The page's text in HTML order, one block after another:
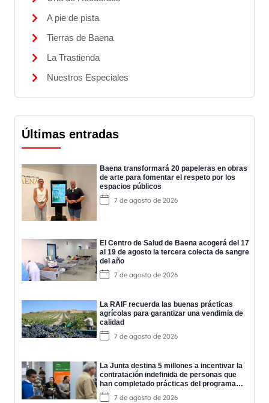
A pie de pista
Tierras de Baena
La Trastienda
Nuestros Especiales
Últimas entradas
Baena transformará 20 papeleras en obras
de arte para fomentar el respeto por los
espacios públicos
7 de agosto de 2026
El Centro de Salud de Baena acogerá del 17
al 19 de agosto la tercera colecta de sangre
del año
7 de agosto de 2026
La RAIF recuerda las buenas prácticas
agrícolas para garantizar una vendimia de
calidad
7 de agosto de 2026
La Junta destina 5 millones a incentivar la
contratación indefinida de personas que
han completado prácticas del programa
EPES
7 de agosto de 2026